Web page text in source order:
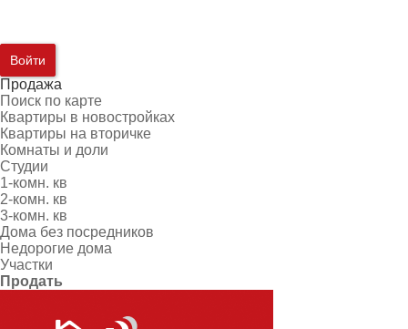
Войти
Продажа
Поиск по карте
Квартиры в новостройках
Квартиры на вторичке
Комнаты и доли
Студии
1-комн. кв
2-комн. кв
3-комн. кв
Дома без посредников
Недорогие дома
Участки
Продать